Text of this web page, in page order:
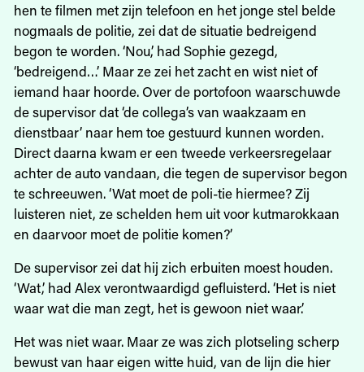
hen te filmen met zijn telefoon en het jonge stel belde
nogmaals de politie, zei dat de situatie bedreigend
begon te worden. ‘Nou,’ had Sophie gezegd,
‘bedreigend…’ Maar ze zei het zacht en wist niet of
iemand haar hoorde. Over de portofoon waarschuwde
de supervisor dat ‘de collega’s van waakzaam en
dienstbaar’ naar hem toe gestuurd kunnen worden.
Direct daarna kwam er een tweede verkeersregelaar
achter de auto vandaan, die tegen de supervisor begon
te schreeuwen. ‘Wat moet de poli-tie hiermee? Zij
luisteren niet, ze schelden hem uit voor kutmarokkaan
en daarvoor moet de politie komen?’
De supervisor zei dat hij zich erbuiten moest houden.
‘Wat,’ had Alex verontwaardigd gefluisterd. ‘Het is niet
waar wat die man zegt, het is gewoon niet waar.’
Het was niet waar. Maar ze was zich plotseling scherp
bewust van haar eigen witte huid, van de lijn die hier